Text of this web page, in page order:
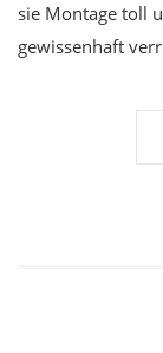
sie Montage toll
gewissenhaft